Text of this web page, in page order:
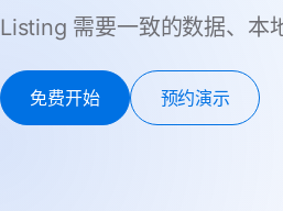
Listing 需要一致的数据、本
免费开始 预约演示